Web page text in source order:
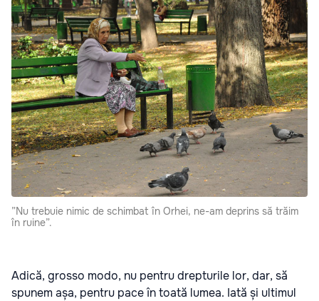
”Nu trebuie nimic de schimbat în Orhei, ne-am deprins să trăim
în ruine”.
Adică, grosso modo, nu pentru drepturile lor, dar, să
spunem așa, pentru pace în toată lumea. Iată și ultimul